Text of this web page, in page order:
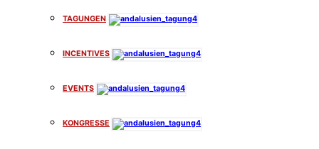
TAGUNGEN
INCENTIVES
EVENTS
KONGRESSE